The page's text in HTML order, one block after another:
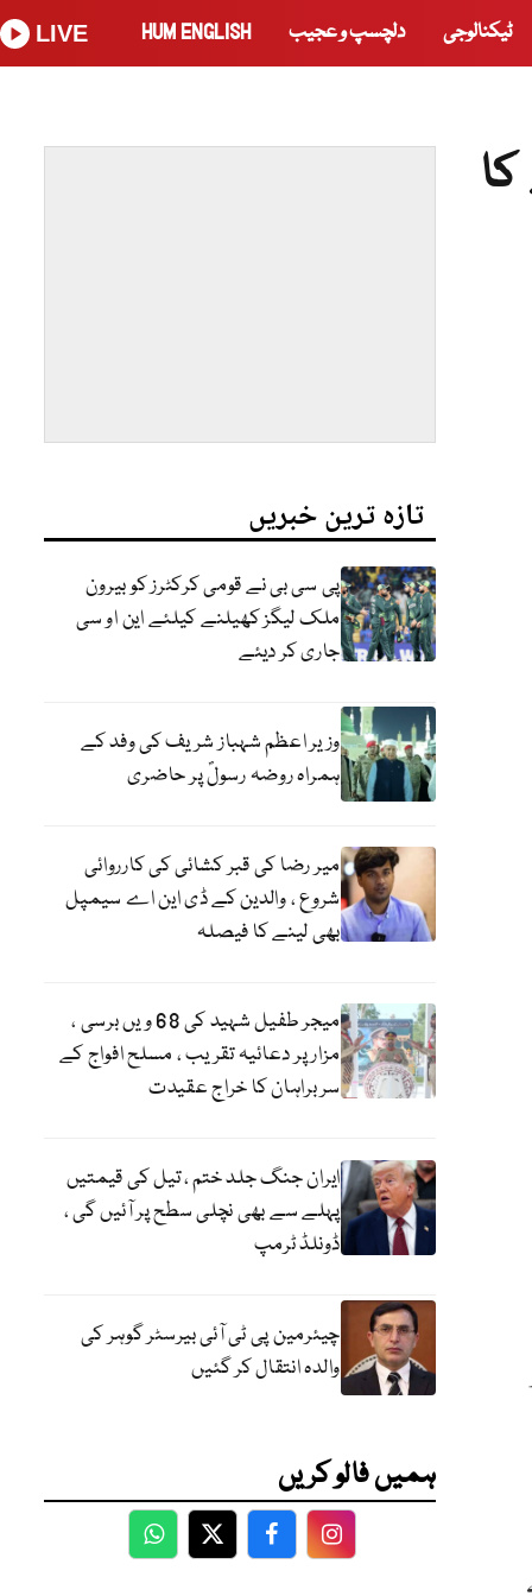
ٹیکنالوجی دلچسپ و عجیب HUM ENGLISH
LIVE
تازہ ترین خبریں
پی سی بی نے قومی کرکٹرز کو بیرون
ملک لیگز کھیلنے کیلئے این او سی
جاری کر دیئے
وزیر اعظم شہباز شریف کی وفد کے
ہمراہ روضہ رسولؐ پر حاضری
میر رضا کی قبر کشائی کی کارروائی
شروع ، والدین کے ڈی این اے سیمپل
بھی لینے کا فیصلہ
میجر طفیل شہید کی 68 ویں برسی ،
مزار پر دعائیہ تقریب ، مسلح افواج کے
سربراہان کا خراج عقیدت
ایران جنگ جلد ختم ، تیل کی قیمتیں
پہلے سے بھی نچلی سطح پر آئیں گی ،
ڈونلڈ ٹرمپ
چیئرمین پی ٹی آئی بیرسٹر گوہر کی
والدہ انتقال کر گئیں
ہمیں فالو کریں
WhatsApp
TwitterFacebookFacebook